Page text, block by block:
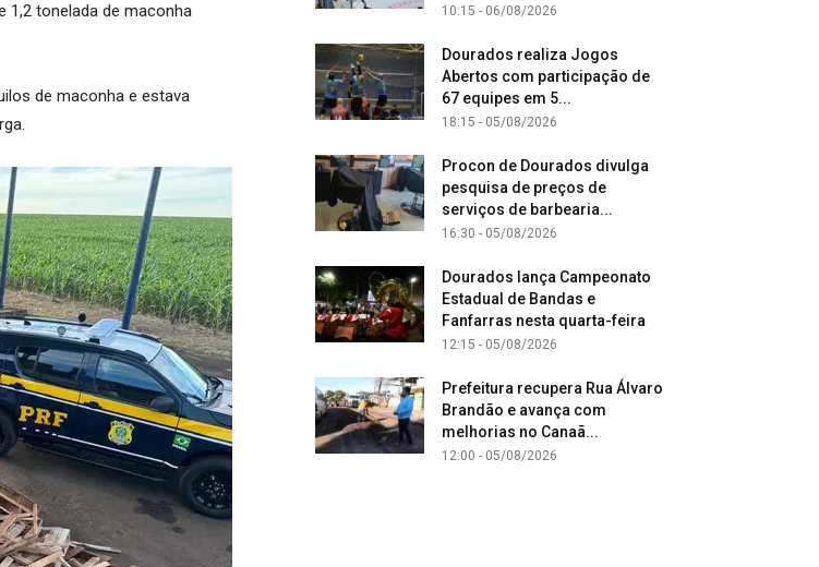
1,2 tonelada de maconha
de maconha e estava
10:15 - 06/08/2026
Dourados realiza Jogos
Abertos com participação de
67 equipes em 5...
18:15 - 05/08/2026
Procon de Dourados divulga
pesquisa de preços de
serviços de barbearia...
16:30 - 05/08/2026
Dourados lança Campeonato
Estadual de Bandas e
Fanfarras nesta quarta-feira
12:15 - 05/08/2026
Prefeitura recupera Rua Álvaro
Brandão e avança com
melhorias no Canaã...
12:00 - 05/08/2026